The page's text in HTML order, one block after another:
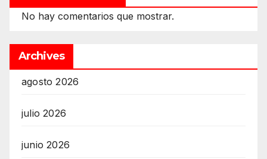
No hay comentarios que mostrar.
Archives
agosto 2026
julio 2026
junio 2026